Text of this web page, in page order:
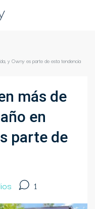
y Owny es parte de esta tendencia
más de
en
parte de
1